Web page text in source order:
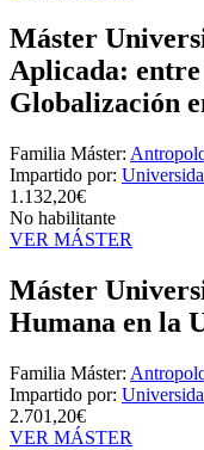
Máster
Aplicada:
Globalización
Familia Máster:
Impartido por:
1.132,20€
No habilitante
VER MÁSTER
Máster
Humana en la
Familia Máster:
Impartido por:
2.701,20€
VER MÁSTER